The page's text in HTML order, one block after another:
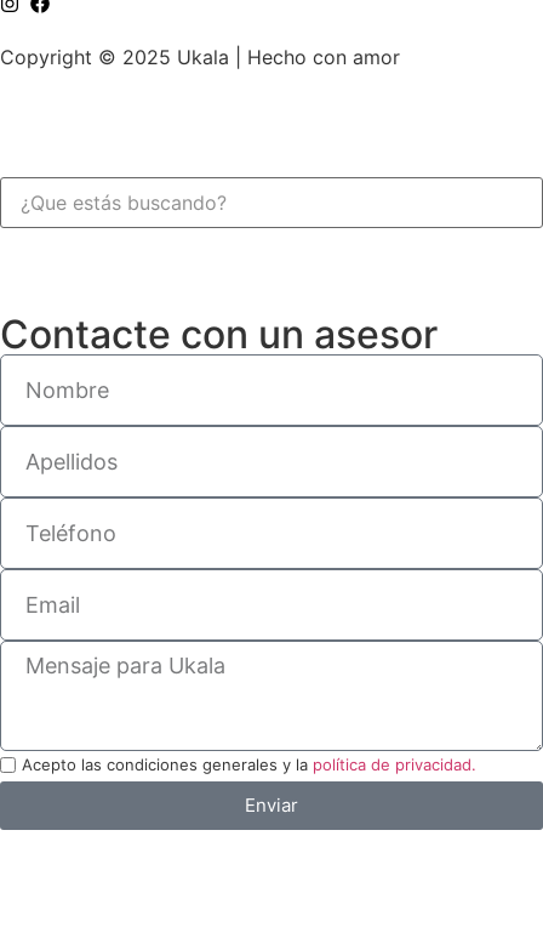
Copyright © 2025 Ukala | Hecho con amor
Contacte con un asesor
Acepto las condiciones generales y la política de privacidad.
Enviar